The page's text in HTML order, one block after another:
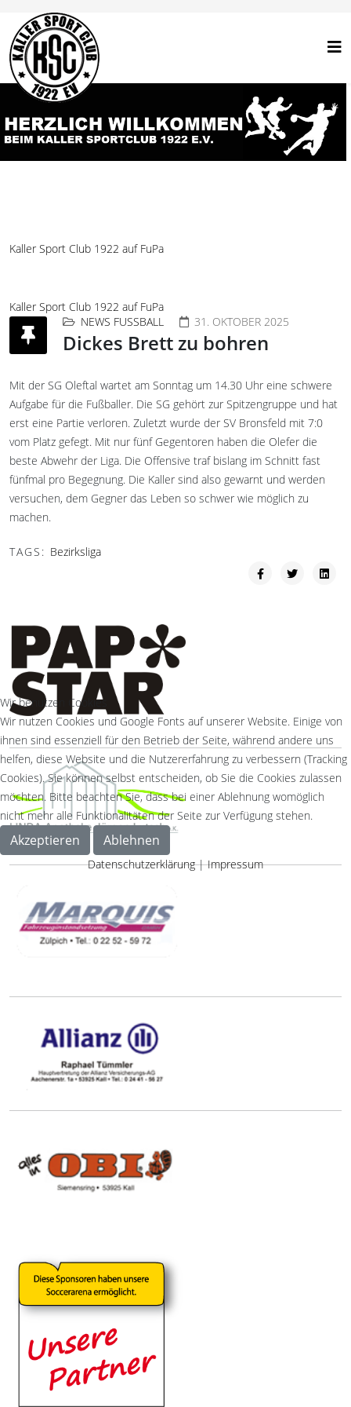
Kaller Sport Club 1922 auf FuPa
Kaller Sport Club 1922 auf FuPa
NEWS FUSSBALL
31. OKTOBER 2025
Dickes Brett zu bohren
Mit der SG Oleftal wartet am Sonntag um 14.30 Uhr eine schwere
Aufgabe für die Fußballer. Die SG gehört zur Spitzengruppe und hat
erst eine Partie verloren. Zuletzt wurde der SV Bronsfeld mit 7:0
vom Platz gefegt. Mit nur fünf Gegentoren haben die Olefer die
beste Abwehr der Liga. Die Offensive traf bislang im Schnitt fast
fünfmal pro Begegnung. Die Kaller sind also gewarnt und werden
versuchen, dem Gegner das Leben so schwer wie möglich zu
machen.
TAGS: Bezirksliga
Wir benutzen Cookies
Wir nutzen Cookies und Google Fonts auf unserer Website. Einige von
ihnen sind essenziell für den Betrieb der Seite, während andere uns
helfen, diese Website und die Nutzererfahrung zu verbessern (Tracking
Cookies). Sie können selbst entscheiden, ob Sie die Cookies zulassen
möchten. Bitte beachten Sie, dass bei einer Ablehnung womöglich
nicht mehr alle Funktionalitäten der Seite zur Verfügung stehen.
Akzeptieren Ablehnen
Datenschutzerklärung|Impressum